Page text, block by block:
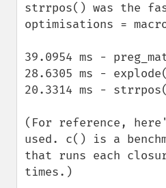
strrpos() was the
optimisations =
39.0954 ms -
28.6305 ms -
20.3314 ms -
(For reference,
used. c() is a
that runs each
times.)